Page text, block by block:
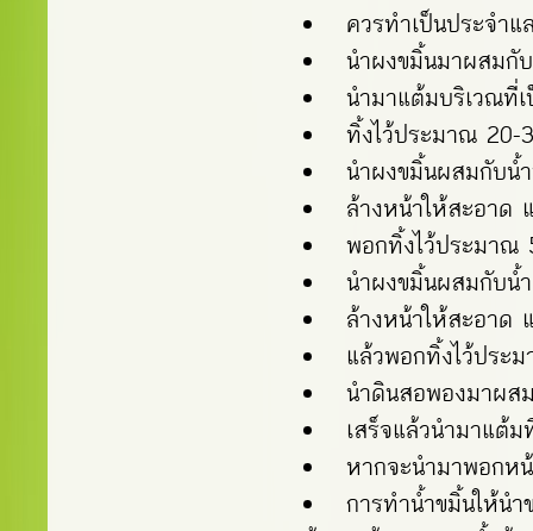
ควรทำเป็นประจำ
นำผงขมิ้นมาผสมกั
นำมาแต้มบริเวณที่
ทิ้งไว้ประมาณ 20-
นำผงขมิ้นผสมกับน้
ล้างหน้าให้สะอาด
พอกทิ้งไว้ประมาณ
นำผงขมิ้นผสมกับน้
ล้างหน้าให้สะอาด
แล้วพอกทิ้งไว้ประ
นำดินสอพองมาผส
เสร็จแล้วนำมาแต้
หากจะนำมาพอกห
การทำน้ำขมิ้นให้น